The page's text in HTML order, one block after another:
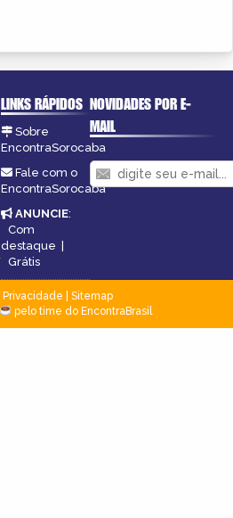
LINKS RÁPIDOS
Sobre
EncontraSorocaba
Fale com o
EncontraSorocaba
ANUNCIE:
Com
destaque |
Grátis
NOVIDADES POR E-
MAIL
Privacidade
Sitemap
pelo time do EncontraBrasil